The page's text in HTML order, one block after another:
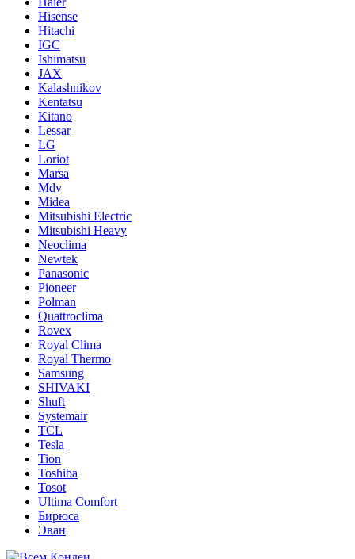
Hisense
Hitachi
IGC
Ishimatsu
JAX
Kalashnikov
Kentatsu
Kitano
Lessar
LG
Loriot
Marsa
Mdv
Midea
Mitsubishi Electric
Mitsubishi Heavy
Neoclima
Newtek
Panasonic
Pioneer
Polman
Quattroclima
Rovex
Royal Clima
Royal Thermo
Samsung
SHIVAKI
Shuft
Systemair
TCL
Tesla
Tion
Toshiba
Tosot
Ultima Comfort
Бирюса
Эван